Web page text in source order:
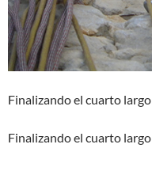
Finalizando el cuarto largo
Finalizando el cuarto largo